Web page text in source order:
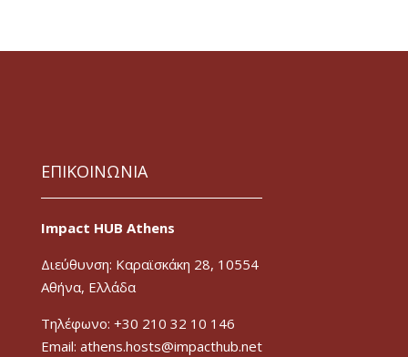
ΕΠΙΚΟΙΝΩΝΙΑ
Impact HUB Athens
Διεύθυνση: Καραϊσκάκη 28, 10554
Αθήνα, Ελλάδα
Τηλέφωνο: +30 210 32 10 146
Email: athens.hosts@impacthub.net